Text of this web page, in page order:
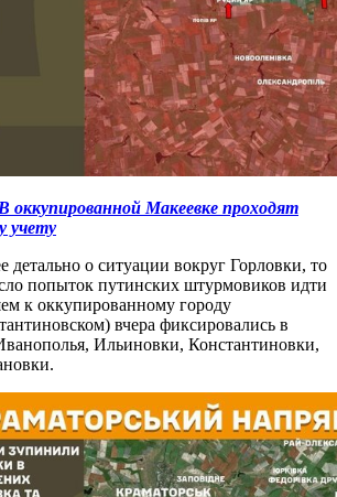
В оккупированной Макеевке проходят
учету
детально о ситуации вокруг Горловки, то
попыток путинских штурмовиков идти
к оккупированному городу
вчера фиксировались в
Ильиновки, Константиновки,